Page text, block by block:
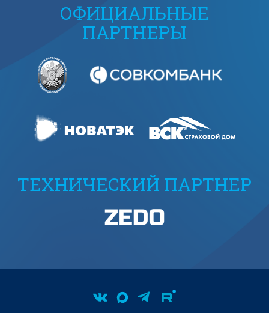
ОФИЦИАЛЬНЫЕ
ПАРТНЕРЫ
ТЕХНИЧЕСКИЙ ПАРТНЕР